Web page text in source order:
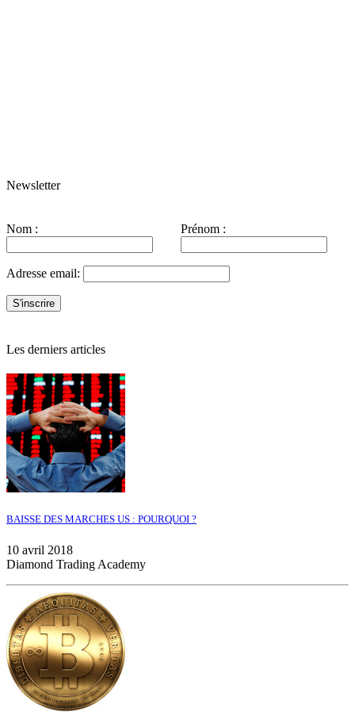
Newsletter
Nom : Prénom :
Adresse email:
Les derniers articles
BAISSE DES MARCHES US : POURQUOI ?
10 avril 2018
Diamond Trading Academy